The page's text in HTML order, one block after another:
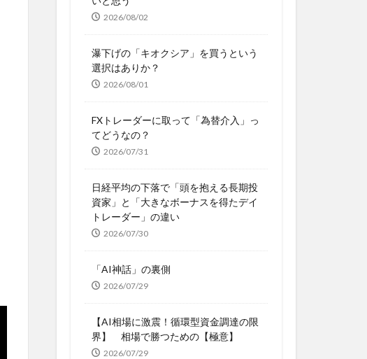
2026/08/02
瀑下げの「キオクシア」を買うという
選択はありか？
2026/08/01
FXトレーダーに取って「為替介入」っ
てどうなの？
2026/07/31
日経平均の下落で「頭を抱える長期投
資家」と「大きなボーナスを得たデイ
トレーダー」の違い
2026/07/30
「AI神話」の裏側
2026/07/29
【AI相場に激震！循環型資金調達の限
界】 相場で勝つための【極意】
2026/07/29